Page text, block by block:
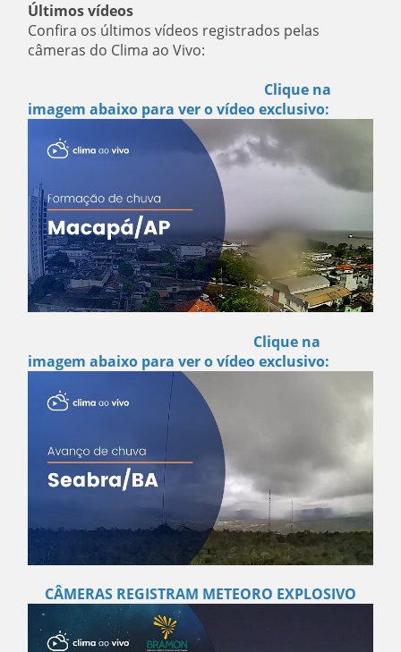
Últimos vídeos
Confira os últimos vídeos registrados pelas
câmeras do Clima ao Vivo:
Clique na
imagem abaixo para ver o vídeo exclusivo:
Clique na
imagem abaixo para ver o vídeo exclusivo:
CÂMERAS REGISTRAM METEORO EXPLOSIVO